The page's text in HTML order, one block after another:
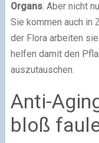
Organs. Aber nicht
Sie kommen auch in
der Flora arbeiten
helfen damit den
auszutauschen.
Anti-
bloß